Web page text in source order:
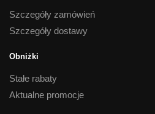
Szczegóły zamówień
Szczegóły dostawy
Obniżki
Stałe rabaty
Aktualne promocje